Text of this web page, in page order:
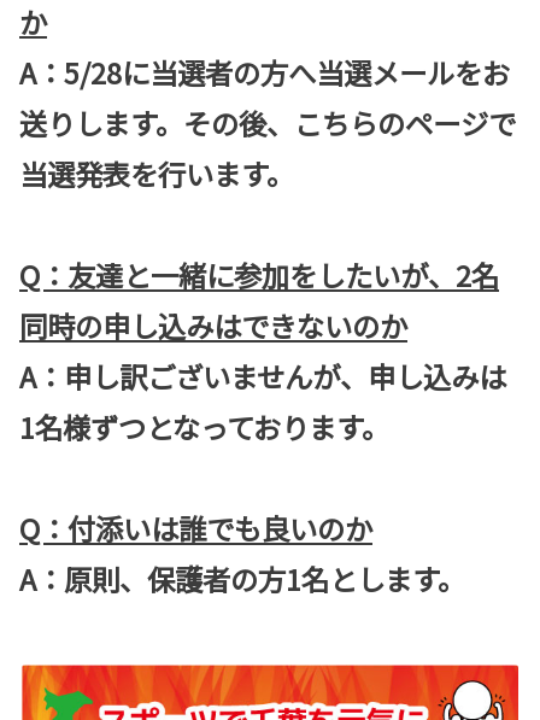
か
A：5/28に当選者の方へ当選メールをお
送りします。その後、こちらのページで
当選発表を行います。
Q：友達と一緒に参加をしたいが、2名
同時の申し込みはできないのか
A：申し訳ございませんが、申し込みは
1名様ずつとなっております。
Q：付添いは誰でも良いのか
A：原則、保護者の方1名とします。